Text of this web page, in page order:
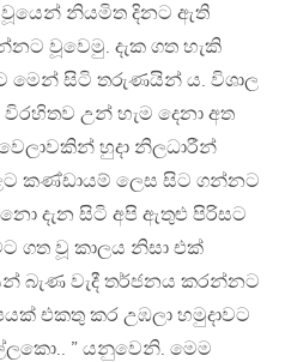
වූයෙන් නියමිත දිනට ඇති
වූවෙමු. දැක ගත හැකි
මෙන් සිටි තරුණයින් ය. විශාල
උන් හැම දෙනා අත
හුදා නිලධාරීන්
කණ්ඩායම් ලෙස සිට ගන්නට
දැන සිටි අපි ඇතුළු පිරිසට
ගත වූ කාලය නිසා එක්
බැණ වැදී තර්ජනය කරන්නට
එකතු කර උඹලා හමුදාවට
” යනුවෙනි. මෙම